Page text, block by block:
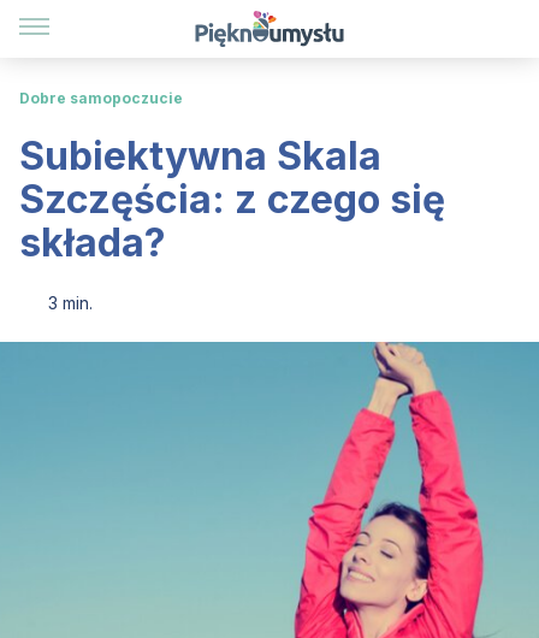
Dobre samopoczucie
Subiektywna Skala
Szczęścia: z czego się
składa?
3 min.